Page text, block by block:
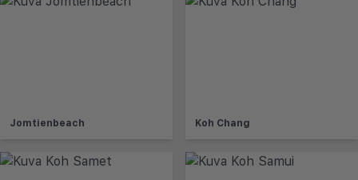
Jomtienbeach Koh Chang